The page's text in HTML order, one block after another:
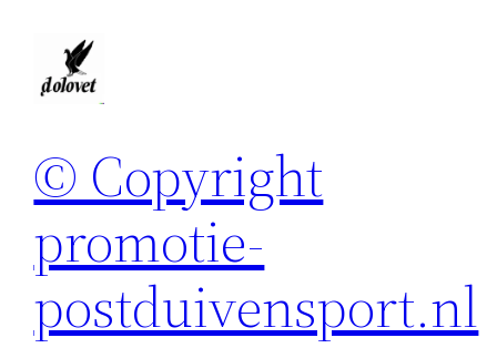
© Copyright
promotie-
postduivensport.nl